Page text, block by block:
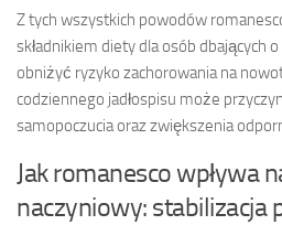
Z tych wszystkich powodów
składnikiem diety dla osób dbających
obniżyć ryzyko zachorowania na
codziennego jadłospisu może
samopoczucia oraz zwiększenia
Jak romanesco wpływa
naczyniowy: stabilizacja